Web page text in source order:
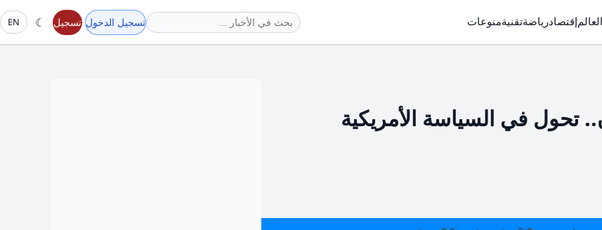
العالمإقتصادرياضةتقنيةمنوعات تسجيل الدخول تسجيل ☾
EN
في السياسة الأمريكية